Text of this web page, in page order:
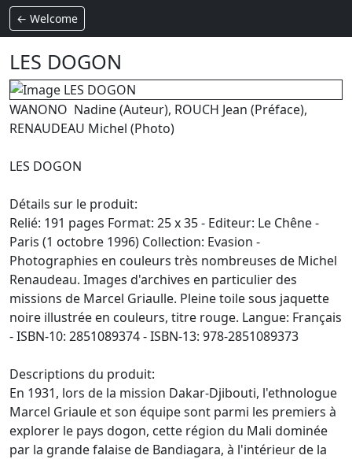
← Welcome
LES DOGON
WANONO Nadine (Auteur), ROUCH Jean (Préface),
RENAUDEAU Michel (Photo)
LES DOGON
Détails sur le produit:
Relié: 191 pages Format: 25 x 35 - Editeur: Le Chêne -
Paris (1 octobre 1996) Collection: Evasion -
Photographies en couleurs très nombreuses de Michel
Renaudeau. Images d'archives en particulier des
missions de Marcel Griaulle. Pleine toile sous jaquette
noire illustrée en couleurs, titre rouge. Langue: Français
- ISBN-10: 2851089374 - ISBN-13: 978-2851089373
Descriptions du produit:
En 1931, lors de la mission Dakar-Djibouti, l'ethnologue
Marcel Griaule et son équipe sont parmi les premiers à
explorer le pays dogon, cette région du Mali dominée
par la grande falaise de Bandiagara, à l'intérieur de la